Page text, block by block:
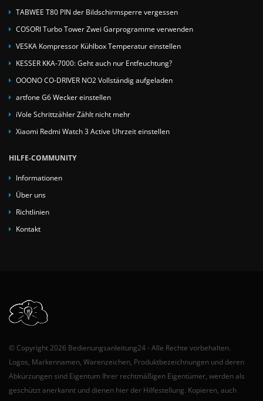
TABWEE T80 PIN der Bildschirmsperre vergessen
COSORI Turbo Tower Zwei Garprogramme verwenden
VESKA Kompressor Kühlbox Temperatur einstellen
KESSER KKA-7000: Geht auch nur Entfeuchtung?
OOONO CO-DRIVER NO2 Vollständig aufgeladen
artfone G6 Wecker einstellen
iVole Schrittzähler Zählt nicht mehr
Xiaomi Redmi Watch 3 Active Uhrzeit einstellen
HILFE-COMMUNITY
Informationen
Über uns
Richtlinien
Kontakt
© Copyright 2026 Bedienungsanleitung24 - Alle Rechte vorbehalten.
Logos, Markennamen, Warenzeichen, Produktbezeichnungen und deren
Abkürzungen sind Eigentum Ihrer rechtmäßigen Eigentümer, werden als
geschützt anerkannt und dienen hier der Hilfestellung. Kopieren, auch